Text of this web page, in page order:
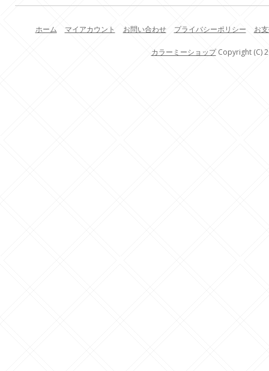
ホーム マイアカウント お問い合わせ プライバシーポリシー お
カラーミーショップCopyright (C)